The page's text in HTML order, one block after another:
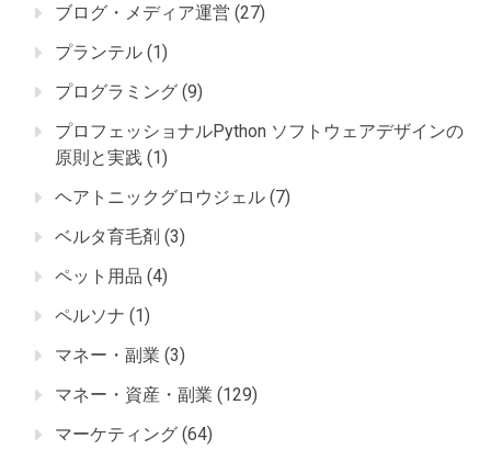
ブログ・メディア運営 (27)
プランテル (1)
プログラミング (9)
プロフェッショナルPython ソフトウェアデザインの
原則と実践 (1)
ヘアトニックグロウジェル (7)
ベルタ育毛剤 (3)
ペット用品 (4)
ペルソナ (1)
マネー・副業 (3)
マネー・資産・副業 (129)
マーケティング (64)